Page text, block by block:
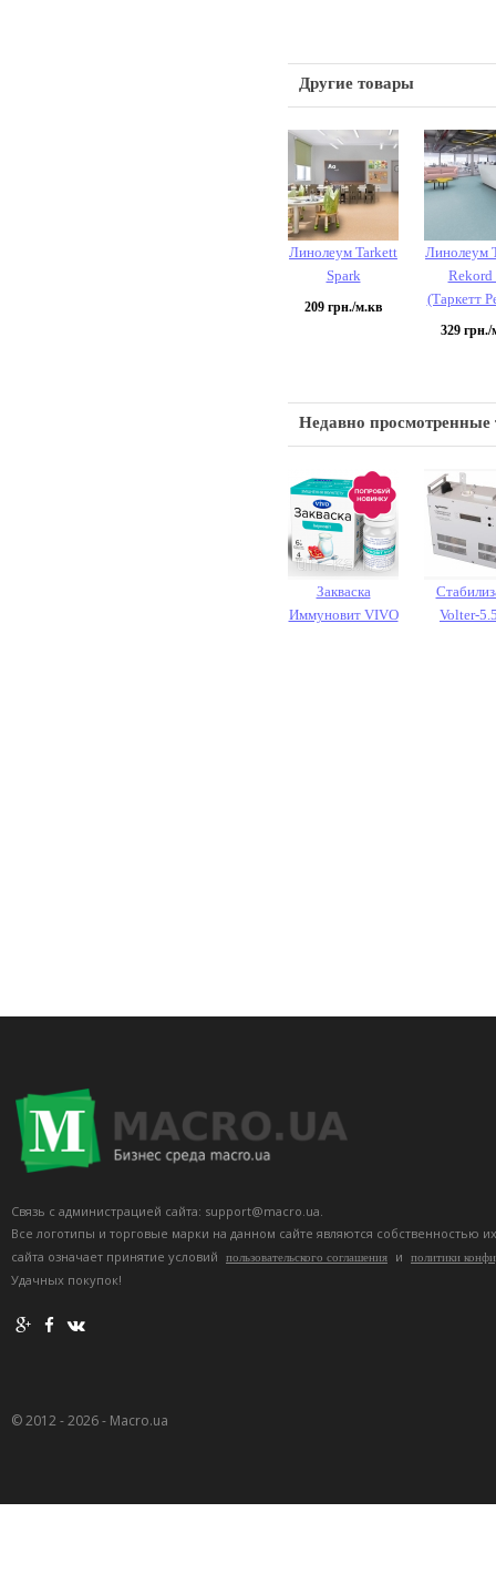
Другие товары
Линолеум Tarkett
Spark
209 грн./м.кв
Линолеум
Rekord
(Таркетт
329 грн./
Недавно просмотренные
Закваска
Иммуновит VIVO
Volter-
Связь с администрацией сайта: support@macro.ua.
Все логотипы и торговые марки на данном сайте являются собственностью
сайта означает принятие условий
пользовательского соглашения и политики
Удачных покупок!
© 2012 - 2026 - Macro.ua